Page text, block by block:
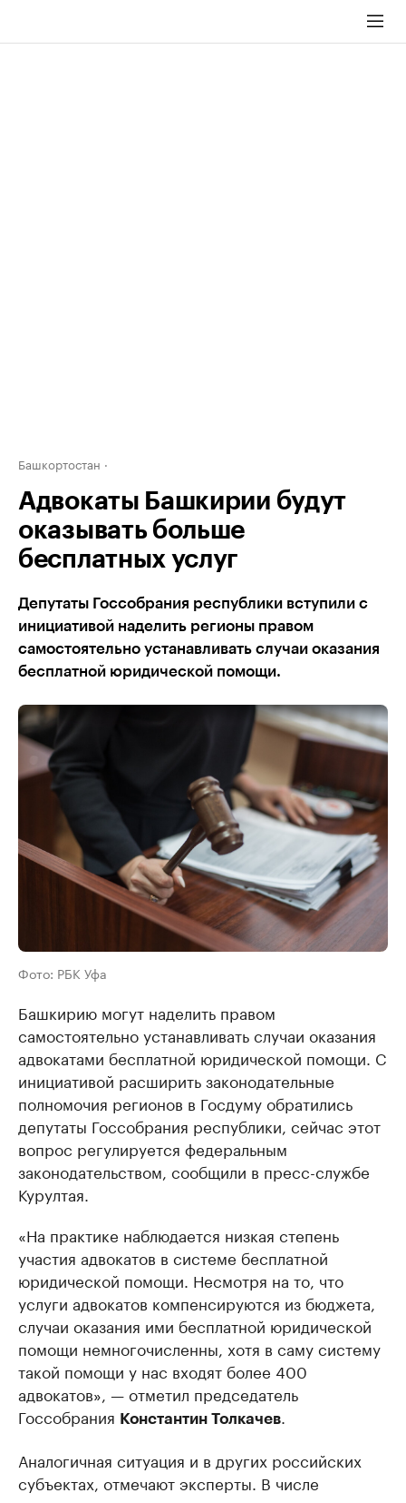
Башкортостан
Адвокаты Башкирии будут
оказывать больше
бесплатных услуг
Депутаты Госсобрания республики вступили с
инициативой наделить регионы правом
самостоятельно устанавливать случаи оказания
бесплатной юридической помощи.
Фото: РБК Уфа
Башкирию могут наделить правом
самостоятельно устанавливать случаи оказания
адвокатами бесплатной юридической помощи. С
инициативой расширить законодательные
полномочия регионов в Госдуму обратились
депутаты Госсобрания республики, сейчас этот
вопрос регулируется федеральным
законодательством, сообщили в пресс-службе
Курултая.
«На практике наблюдается низкая степень
участия адвокатов в системе бесплатной
юридической помощи. Несмотря на то, что
услуги адвокатов компенсируются из бюджета,
случаи оказания ими бесплатной юридической
помощи немногочисленны, хотя в саму систему
такой помощи у нас входят более 400
адвокатов», — отметил председатель
Госсобрания Константин Толкачев
Аналогичная ситуация и в других российских
субъектах, отмечают эксперты. В числе